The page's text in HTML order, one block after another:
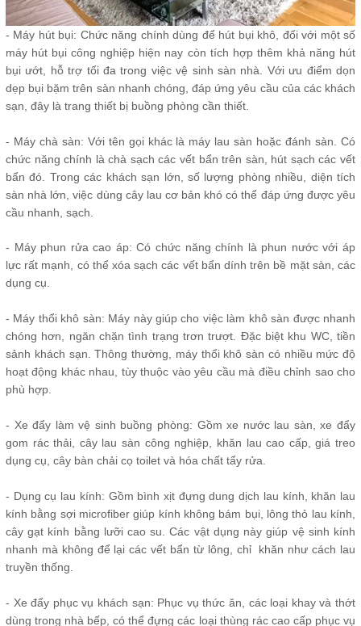
- Máy hút bụi: Chức năng chính dùng để hút bụi khô, đối với một số
máy hút bụi công nghiệp hiện nay còn tích hợp thêm khả năng hút
bụi ướt, hỗ trợ tối đa trong việc vệ sinh sàn nhà. Với ưu điểm dọn
dẹp bụi bặm trên sàn nhanh chóng, đáp ứng yêu cầu của các khách
sạn, đây là trang thiết bị buồng phòng cần thiết.
- Máy chà sàn: Với tên gọi khác là máy lau sàn hoặc đánh sàn. Có
chức năng chính là chà sạch các vết bẩn trên sàn, hút sạch các vết
bẩn đó. Trong các khách sạn lớn, số lượng phòng nhiều, diện tích
sàn nhà lớn, việc dùng cây lau cơ bản khó có thể đáp ứng được yêu
cầu nhanh, sạch.
- Máy phun rửa cao áp: Có chức năng chính là phun nước với áp
lực rất mạnh, có thể xóa sạch các vết bẩn dính trên bề mặt sàn, các
dụng cụ.
- Máy thổi khô sàn: Máy này giúp cho việc làm khô sàn được nhanh
chóng hơn, ngăn chặn tình trạng trơn trượt. Đặc biệt khu WC, tiền
sảnh khách sạn. Thông thường, máy thổi khô sàn có nhiều mức độ
hoạt động khác nhau, tùy thuộc vào yêu cầu mà điều chỉnh sao cho
phù hợp.
- Xe đẩy làm vệ sinh buồng phòng: Gồm xe nước lau sàn, xe đẩy
gom rác thải, cây lau sàn công nghiệp, khăn lau cao cấp, giá treo
dụng cụ, cây bàn chải cọ toilet và hóa chất tẩy rửa.
- Dụng cụ lau kính: Gồm bình xịt đựng dung dịch lau kính, khăn lau
kính bằng sợi microfiber giúp kính không bám bụi, lông thỏ lau kính,
cây gạt kính bằng lưỡi cao su. Các vật dụng này giúp vệ sinh kính
nhanh mà không để lại các vết bẩn từ lông, chỉ khăn như cách lau
truyền thống.
- Xe đẩy phục vụ khách sạn: Phục vụ thức ăn, các loại khay và thớt
dùng trong nhà bếp, có thể đựng các loại thùng rác cao cấp phục vụ